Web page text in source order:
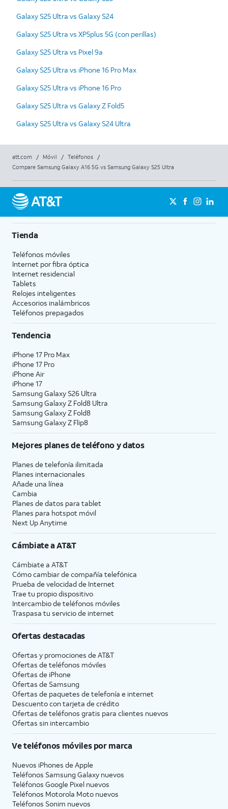
Galaxy S25 Ultra vs Galaxy S24
Galaxy S25 Ultra vs XP5plus 5G (con perillas)
Galaxy S25 Ultra vs Pixel 9a
Galaxy S25 Ultra vs iPhone 16 Pro Max
Galaxy S25 Ultra vs iPhone 16 Pro
Galaxy S25 Ultra vs Galaxy Z Fold5
Galaxy S25 Ultra vs Galaxy S24 Ultra
att.com / Móvil / Teléfonos
/
Compare Samsung Galaxy A16 5G vs Samsung Galaxy S25 Ultra
Tienda
Teléfonos móviles
Internet por fibra óptica
Internet residencial
Tablets
Relojes inteligentes
Accesorios inalámbricos
Teléfonos prepagados
Tendencia
iPhone 17 Pro Max
iPhone 17 Pro
iPhone Air
iPhone 17
Samsung Galaxy S26 Ultra
Samsung Galaxy Z Fold8 Ultra
Samsung Galaxy Z Fold8
Samsung Galaxy Z Flip8
Mejores planes de teléfono y datos
Planes de telefonía ilimitada
Planes internacionales
Añade una línea
Cambia
Planes de datos para tablet
Planes para hotspot móvil
Next Up Anytime
Cámbiate aAT&T
Cámbiate a AT&T
Cómo cambiar de compañía telefónica
Prueba de velocidad de Internet
Trae tu propio dispositivo
Intercambio de teléfonos móviles
Traspasa tu servicio de internet
Ofertas destacadas
Ofertas y promociones de AT&T
Ofertas de teléfonos móviles
Ofertas de iPhone
Ofertas de Samsung
Ofertas de paquetes de telefonía e internet
Descuento con tarjeta de crédito
Ofertas de teléfonos gratis para clientes nuevos
Ofertas sin intercambio
Ve teléfonos móviles por marca
Nuevos iPhones de Apple
Teléfonos Samsung Galaxy nuevos
Teléfonos Google Pixel nuevos
Teléfonos Motorola Moto nuevos
Teléfonos Sonim nuevos